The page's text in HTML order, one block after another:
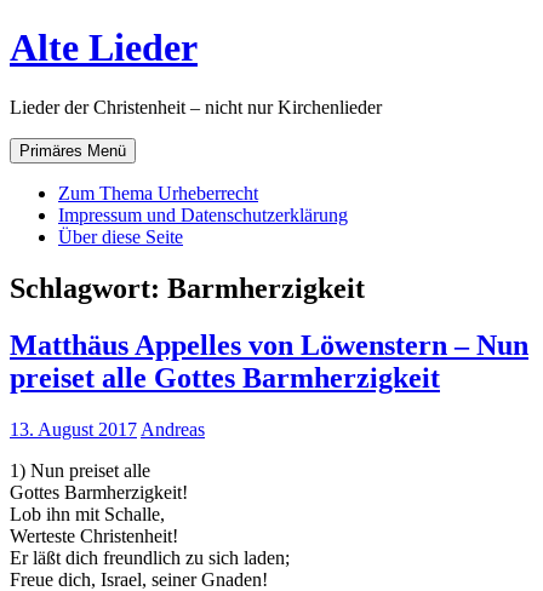
Zum
Inhalt
Alte Lieder
Lieder der Christenheit – nicht nur Kirchenlieder
Primäres Menü
Zum Thema Urheberrecht
Impressum und Datenschutzerklärung
Über diese Seite
Schlagwort: Barmherzigkeit
Matthäus Appelles von Löwenstern – Nun
preiset alle Gottes Barmherzigkeit
13. August 2017 Andreas
1) Nun preiset alle
Gottes Barmherzigkeit!
Lob ihn mit Schalle,
Werteste Christenheit!
Er läßt dich freundlich zu sich laden;
Freue dich, Israel, seiner Gnaden!